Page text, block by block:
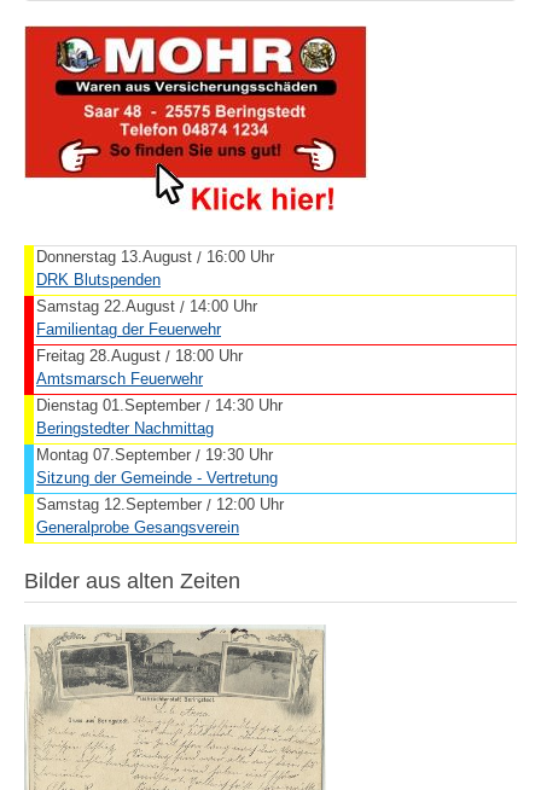
Donnerstag 13.August / 16:00 Uhr
DRK Blutspenden
Samstag 22.August / 14:00 Uhr
Familientag der Feuerwehr
Freitag 28.August / 18:00 Uhr
Amtsmarsch Feuerwehr
Dienstag 01.September / 14:30 Uhr
Beringstedter Nachmittag
Montag 07.September / 19:30 Uhr
Sitzung der Gemeinde - Vertretung
Samstag 12.September / 12:00 Uhr
Generalprobe Gesangsverein
Bilder aus alten Zeiten